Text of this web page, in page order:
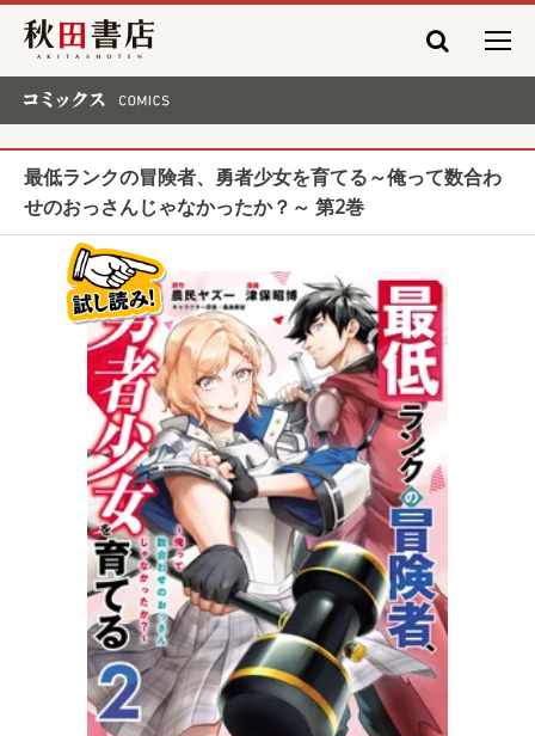
秋田書店
最低ランクの冒険者、勇者少女を育てる～俺って数合わ
せのおっさんじゃなかったか？～ 第2巻